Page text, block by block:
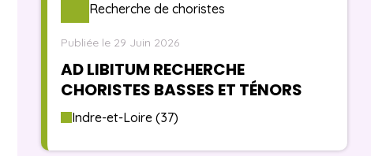
Recherche de choristes
Publiée le 29 Juin 2026
AD LIBITUM RECHERCHE
CHORISTES BASSES ET TÉNORS
Indre-et-Loire (37)